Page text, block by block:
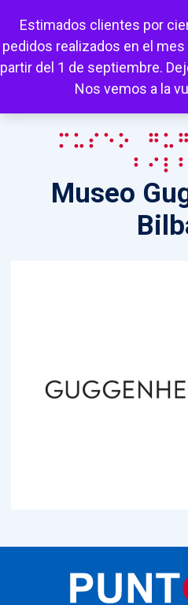
Estimados clientes por
pedidos realizados en el
partir del 1 de septiembre.
Nos vemos a la
Mi cuenta Carrito
Museo
Museo